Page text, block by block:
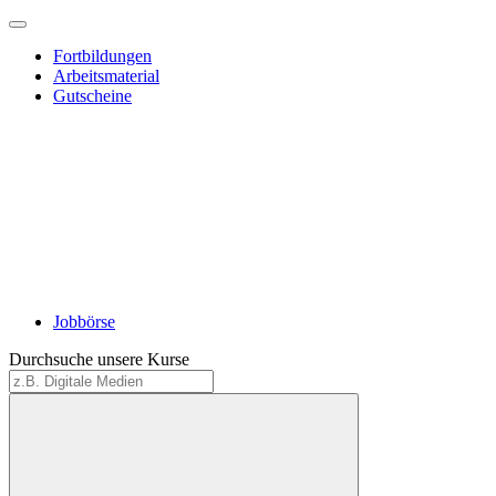
Fortbildungen
Arbeitsmaterial
Gutscheine
Jobbörse
Durchsuche unsere Kurse